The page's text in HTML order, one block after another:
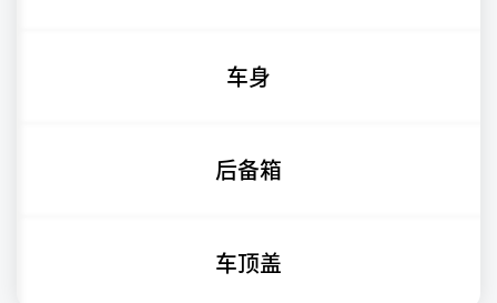
车身
后备箱
车顶盖